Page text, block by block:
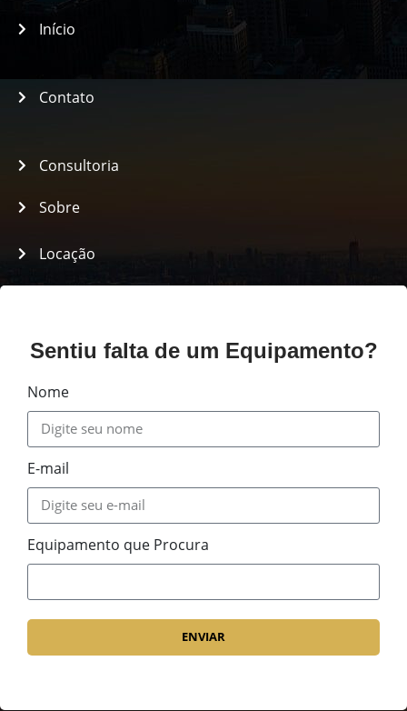
Início
Contato
Consultoria
Sobre
Locação
Políticas
Sentiu falta de um Equipamento?
Nome
E-mail
Equipamento que Procura
ENVIAR